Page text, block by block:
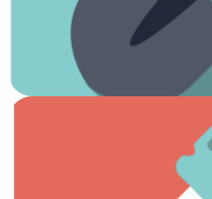
Jardinería
Ver artículos